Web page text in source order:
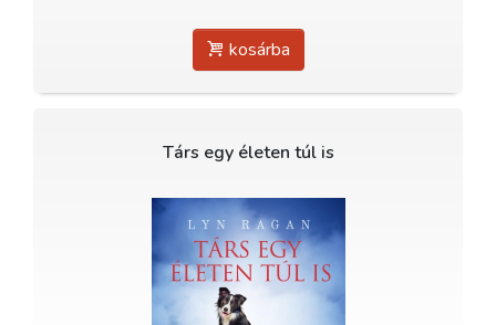
kosárba
Társ egy életen túl is